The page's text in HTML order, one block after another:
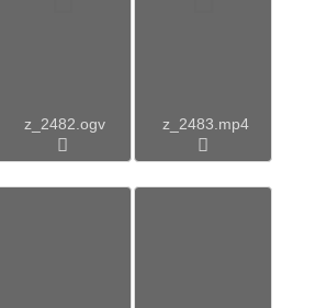
z_2482.ogv z_2483.mp4